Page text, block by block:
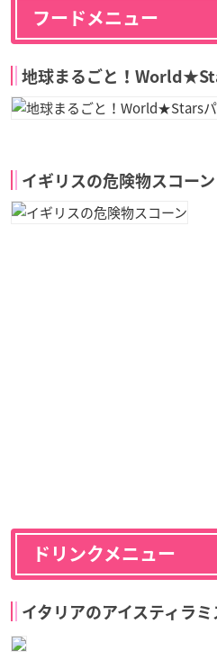
フードメニュー
地球まるごと！
イギリスの危険物スコー
ドリンクメニュー
イタリアのアイスティラ